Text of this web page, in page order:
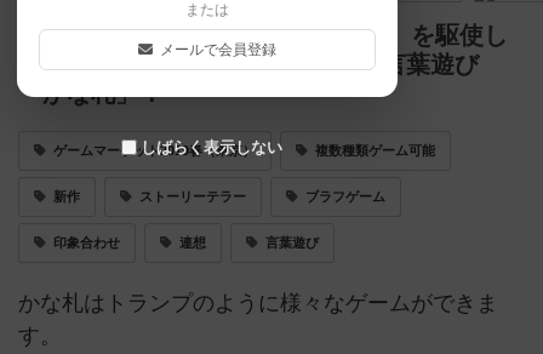
【ゲムマ2019春新作】かな（文字）を駆使し
て言葉、物語を紡ぐ。多種多様な言葉遊び
「かな札」！
ゲームマーケット2019春（東京） 複数種類ゲーム可能
新作 ストーリーテラー ブラフゲーム
印象合わせ 連想 言葉遊び
かな札はトランプのように様々なゲームができま
す。
または
メールで会員登録
しばらく表示しない